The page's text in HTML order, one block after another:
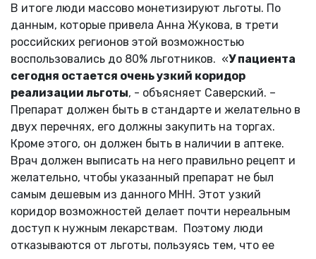
В итоге люди массово монетизируют льготы. По
данным, которые привела Анна Жукова, в трети
российских регионов этой возможностью
воспользовались до 80% льготников. «У пациента
сегодня остается очень узкий коридор
реализации льготы, - объясняет Саверский. –
Препарат должен быть в стандарте и желательно в
двух перечнях, его должны закупить на торгах.
Кроме этого, он должен быть в наличии в аптеке.
Врач должен выписать на него правильно рецепт и
желательно, чтобы указанный препарат не был
самым дешевым из данного МНН. Этот узкий
коридор возможностей делает почти нереальным
доступ к нужным лекарствам. Поэтому люди
отказываются от льготы, пользуясь тем, что ее